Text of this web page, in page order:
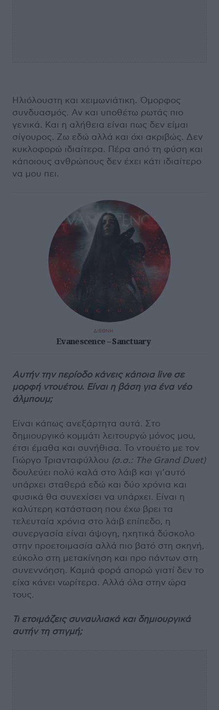
Ηλιόλουστη και χειμωνιάτικη. Όμορφος
συνδυασμός. Αν και υποθέτω ρωτάς πιο
γενικά. Και η αλήθεια είναι πως δεν είμαι
σίγουρος. Ζω εδώ αλλά και όχι ακριβώς. Δεν
κυκλοφορώ ιδιαίτερα. Πέρα από τη φύση και
κάποιους ανθρώπους δεν έχει κάτι ιδιαίτερο
να μου πει.
ΔΙΕΘΝΗ
Evanescence – Sanctuary
Αυτήν την περίοδο κάνεις κάποια live σε
μορφή ντουέτου. Είναι η βάση για ένα νέο
άλμπουμ;
Είναι κάπως ανεξάρτητα αυτά. Στο
δημιουργικό κομμάτι λειτουργώ μόνος μου,
έτσι έμαθα και συνήθισα. Το ντουέτο με τον
Γιώργο Τριανταφύλλου (σ.σ.: The Grand Duet)
δουλεύει πολύ καλά στο λάιβ και γι’αυτό
υπάρχει σταθερά εδώ και δύο χρόνια και
φυσικά θα συνεχίσει να υπάρχει. Είναι η
καλύτερη κατάσταση που έχω βρει τα
τελευταία χρόνια στο λάιβ επίπεδο, η
συνεργασία είναι άψογη, ηχητικά δύσκολο
στην προετοιμασία αλλά πιο βατό στη σκηνή,
εύκολο στη μετακίνηση και προ πάντων στη
συνεννόηση. Καμιά φορά απορώ γιατί δεν το
είχα κάνει νωρίτερα. Αλλά όλα στην ώρα
τους.
Τι ετοιμάζεις συναυλιακά και δημιουργικά
αυτήν τη στιγμή;